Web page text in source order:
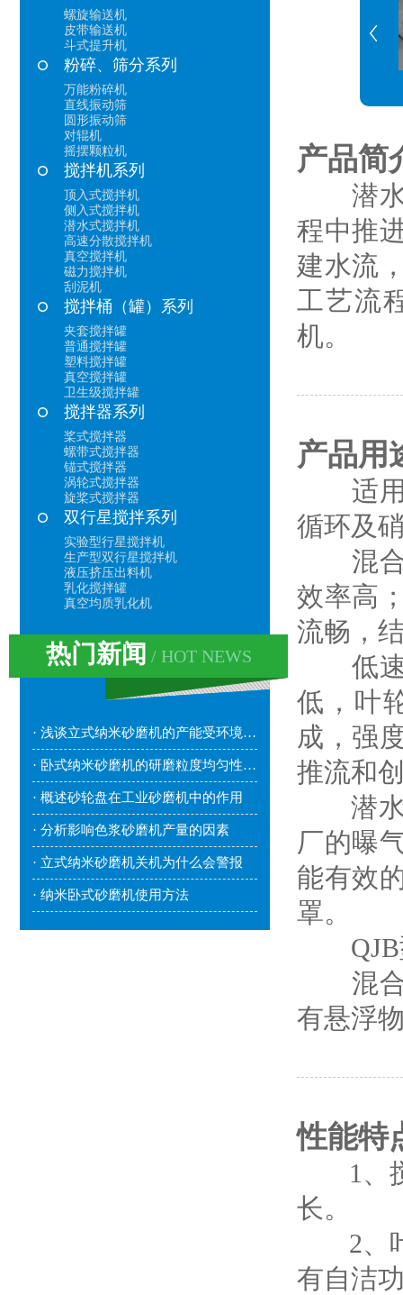
螺旋输送机
皮带输送机
斗式提升机
粉碎、筛分系列
万能粉碎机
直线振动筛
圆形振动筛
对辊机
摇摆颗粒机
搅拌机系列
顶入式搅拌机
侧入式搅拌机
潜水式搅拌机
高速分散搅拌机
真空搅拌机
磁力搅拌机
刮泥机
搅拌桶（罐）系列
夹套搅拌罐
普通搅拌罐
塑料搅拌罐
真空搅拌罐
卫生级搅拌罐
搅拌器系列
桨式搅拌器
螺带式搅拌器
锚式搅拌器
涡轮式搅拌器
旋桨式搅拌器
双行星搅拌系列
实验型行星搅拌机
生产型双行星搅拌机
液压挤压出料机
乳化搅拌罐
真空均质乳化机
热门新闻 / HOT NEWS
· 浅谈立式纳米砂磨机的产能受环境因素影响吗？
· 卧式纳米砂磨机的研磨粒度均匀性较好
· 概述砂轮盘在工业砂磨机中的作用
· 分析影响色浆砂磨机产量的因素
· 立式纳米砂磨机关机为什么会警报
· 纳米卧式砂磨机使用方法
产品简
潜水
程中推
建水流
工艺流
机。
产品用
适用
循环及
混合
效率高
流畅，
低速
低，叶
成，强
推流和
潜水
厂的曝
能有效
罩。
QJB型
混合
有悬浮
性能特
1、搅
长。
2、叶
有自洁